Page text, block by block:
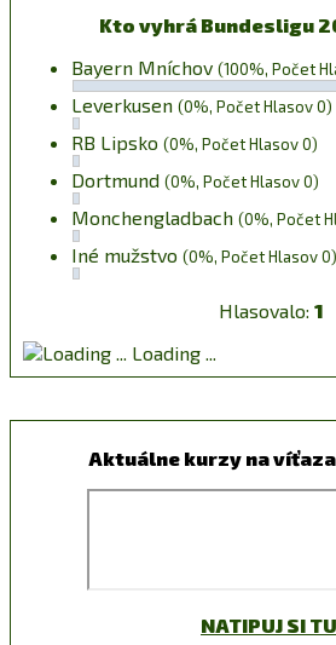
Kto vyhrá Bundesligu
Bayern Mníchov (100%, Počet
Leverkusen (0%, Počet Hlasov 0)
RB Lipsko (0%, Počet Hlasov 0)
Dortmund (0%, Počet Hlasov 0)
Monchengladbach (0%, Počet
Iné mužstvo (0%, Počet Hlasov 0)
Hlasovalo: 1
Loading ...
Aktuálne kurzy na
NATIPUJ SI TU